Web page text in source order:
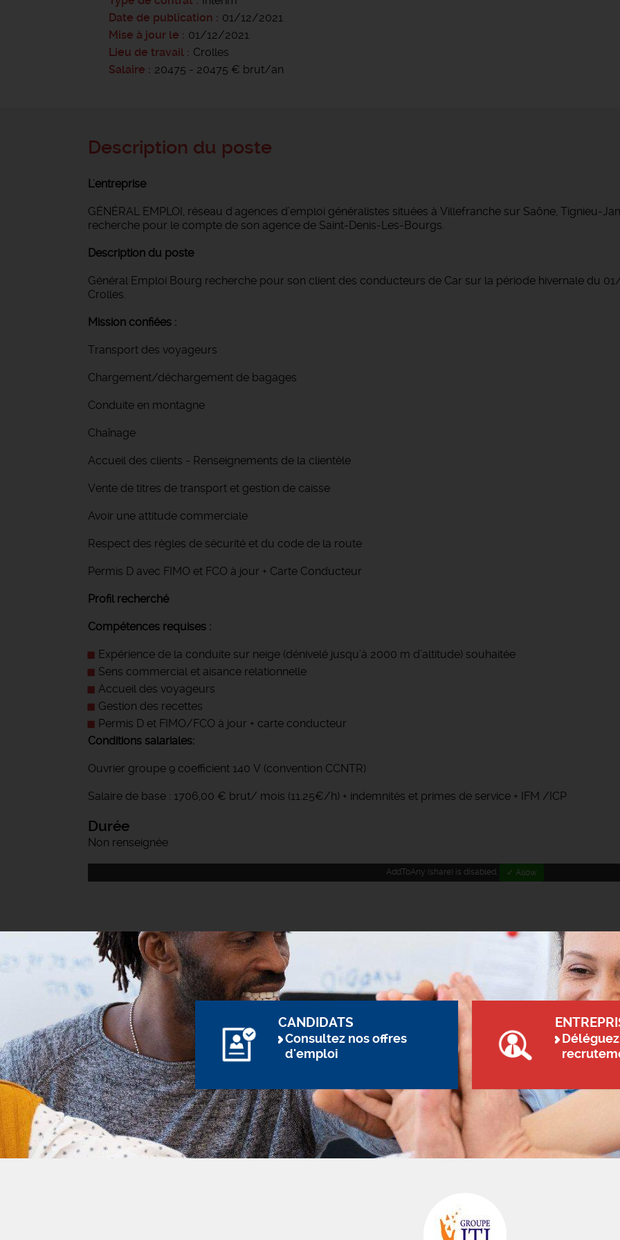
Date de publication
01/12/2021
Mise à jour le
01/12/2021
Lieu de travail
Crolles
Salaire
20475 - 20475 € brut/an
Description du poste
L'entreprise
GÉNÉRAL EMPLOI, réseau d'agences d’emploi généralistes situées à Villefranche sur Saône, Tignieu-
recherche pour le compte de son agence de Saint-Denis-Les-Bourgs.
Description du poste
Général Emploi Bourg recherche pour son client des conducteurs de Car sur la période hivernale du
Crolles.
Mission confiées :
Transport des voyageurs
Chargement/déchargement de bagages
Conduite en montagne
Chaînage
Accueil des clients - Renseignements de la clientèle
Vente de titres de transport et gestion de caisse
Avoir une attitude commerciale
Respect des règles de sécurité et du code de la route
Permis D avec FIMO et FCO à jour + Carte Conducteur
Profil recherché
Compétences requises :
Expérience de la conduite sur neige (dénivelé jusqu’à 2000 m d’altitude) souhaitée
Sens commercial et aisance relationnelle
Accueil des voyageurs
Gestion des recettes
Permis D et FIMO/FCO à jour + carte conducteur
Conditions salariales:
Ouvrier groupe 9 coefficient 140 V (convention CCNTR)
Salaire de base : 1706,00 € brut/ mois (11.25€/h) + indemnités et primes de service + IFM /ICP
Durée
Non renseignée
AddToAny (share) is disabled. ✓ Allow
CANDIDATS
Consultez nos offres
d'emploi